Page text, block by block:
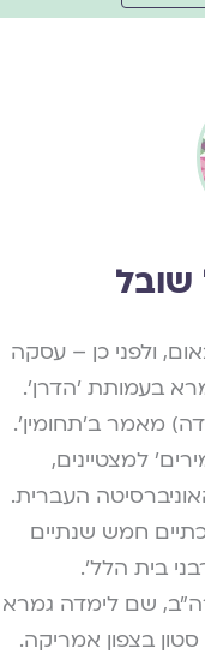
שובל
ולפני כן – עסקה
בעמותת 'הדרן'.
מאמר ב'תחומין'.
למצטיינים,
העברית.
חמש שנתיים
בית הלל'.
שם לימדה גמרא
סטון בצפון אמריקה.